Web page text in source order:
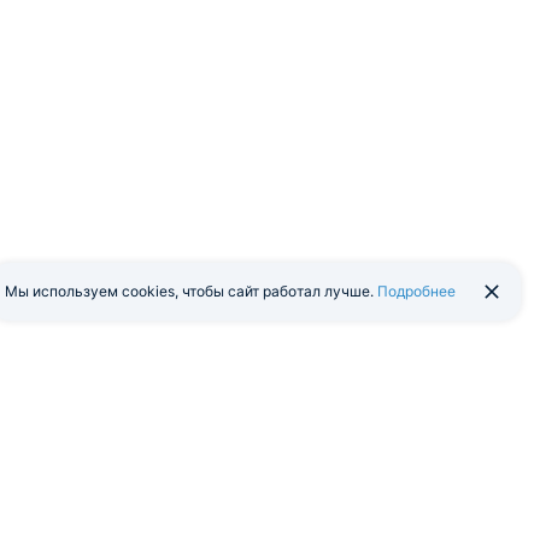
Мы используем cookies, чтобы сайт работал лучше. Подробнее